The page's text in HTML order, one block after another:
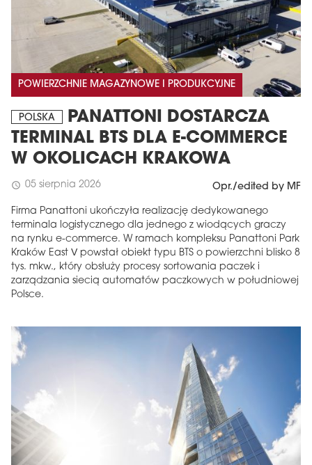
POWIERZCHNIE MAGAZYNOWE I PRODUKCYJNE
POLSKA
PANATTONI DOSTARCZA
TERMINAL BTS DLA E-COMMERCE
W OKOLICACH KRAKOWA
schedule 05 sierpnia 2026 Opr./edited by MF
Firma Panattoni ukończyła realizację dedykowanego
terminala logistycznego dla jednego z wiodących graczy
na rynku e-commerce. W ramach kompleksu Panattoni Park
Kraków East V powstał obiekt typu BTS o powierzchni blisko 8
tys. mkw., który obsłuży procesy sortowania paczek i
zarządzania siecią automatów paczkowych w południowej
Polsce.